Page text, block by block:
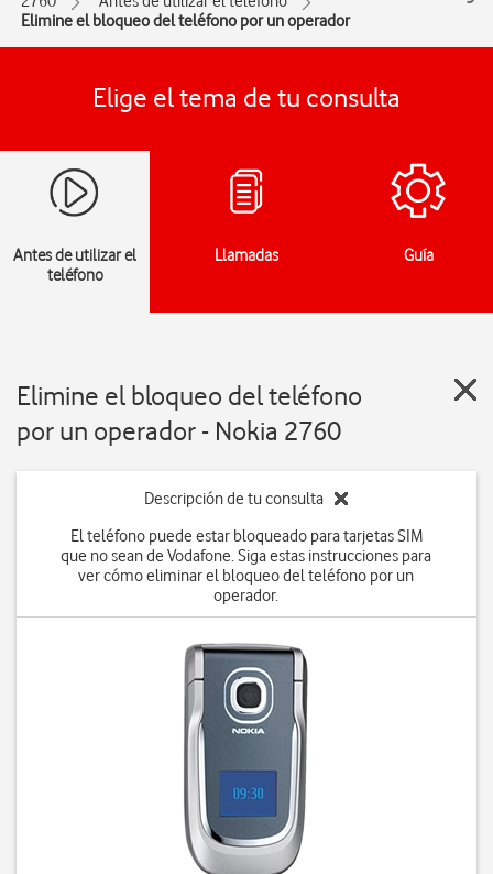
Elimine el bloqueo del teléfono por un operador
Elige el tema de tu consulta
Antes de utilizar el
teléfono
Llamadas Guía
Elimine el bloqueo del teléfono
por un operador - Nokia 2760
Descripción de tu consulta
El teléfono puede estar bloqueado para tarjetas SIM
que no sean de Vodafone. Siga estas instrucciones para
ver cómo eliminar el bloqueo del teléfono por un
operador.